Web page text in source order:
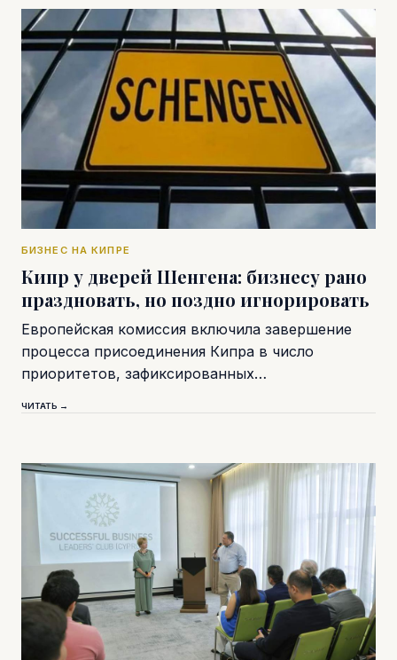
БИЗНЕС НА КИПРЕ
Кипр у дверей Шенгена: бизнесу рано
праздновать, но поздно игнорировать
Европейская комиссия включила завершение
процесса присоединения Кипра в число
приоритетов, зафиксированных…
ЧИТАТЬ →